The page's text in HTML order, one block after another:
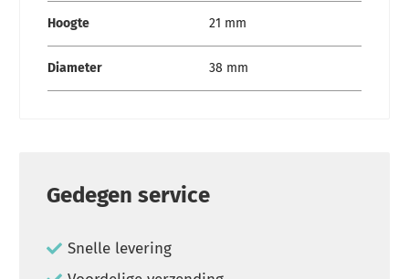
Hoogte 21 mm
Diameter 38 mm
Gedegen service
Snelle levering